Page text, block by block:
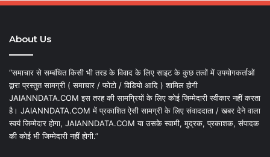
About Us
“समाचार से सम्बंधित किसी भी तरह के विवाद के लिए साइट के कुछ तत्वों में उपयोगकर्ताओं
द्वारा प्रस्तुत सामग्री ( समाचार / फोटो / विडियो आदि ) शामिल होगी
JAIANNDATA.COM इस तरह की सामग्रियों के लिए कोई जिम्मेदारी स्वीकार नहीं करता
है। JAIANNDATA.COM में प्रकाशित ऐसी सामग्री के लिए संवाददाता / खबर देने वाला
स्वयं जिम्मेदार होगा, JAIANNDATA.COM या उसके स्वामी, मुद्रक, प्रकाशक, संपादक
की कोई भी जिम्मेदारी नहीं होगी.”